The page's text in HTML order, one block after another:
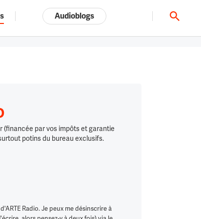
Tout l'univers ARTE.tv
Audioblogs
(financée par vos impôts et garantie
potins du bureau exclusifs.
Radio. Je peux me désinscrire à